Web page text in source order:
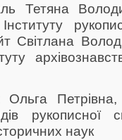
Тетяна
Інституту
Світлана
Ольга
рукописної
наук